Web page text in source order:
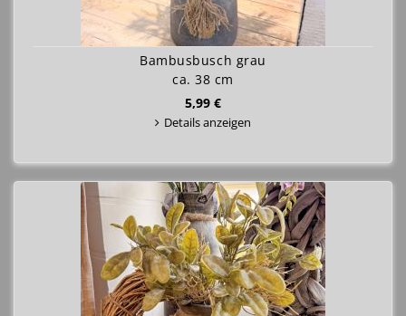
Bambusbusch grau
ca. 38 cm
5,99 €
Details anzeigen